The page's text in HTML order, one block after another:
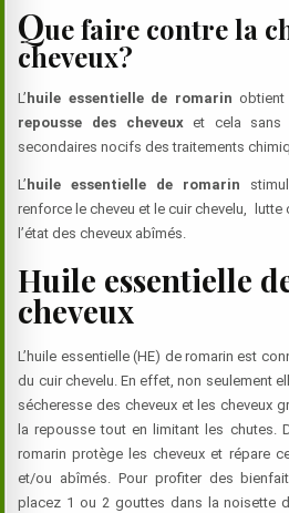
Que faire contre la
cheveux?
L’ huile essentielle de romarin
repousse des cheveuxet cela sans
secondaires nocifs des traitements
L’ huile essentielle de romarin
renforce le cheveu et le cuir chevelu,
l’état des cheveux abîmés.
Huile essentielle
cheveux
L’huile essentielle (HE) de romarin est
du cuir chevelu. En effet, non seulement
sécheresse des cheveux et les cheveux
la repousse tout en limitant les chutes.
romarin protège les cheveux et répare
et/ou abîmés. Pour profiter des
placez 1 ou 2 gouttes dans la noisette